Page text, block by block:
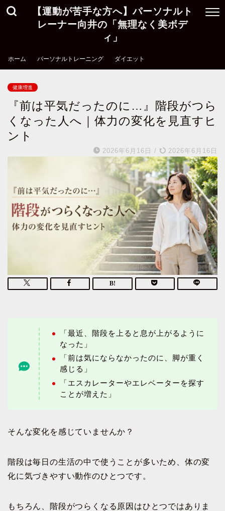
【運動が苦手な方へ】パーソナルト
レーナー向井の「無理なく美ボデ
ィ」
ホーム パーソナルトレーニング ダイエット
健康増進
『前は平気だったのに…』階段がつら
くなった人へ｜体力の変化を見直すヒ
ント
2026年6月16日 / 2026年6月16日
「最近、階段を上ると息が上がるように
なった」
「前は気にならなかったのに、脚が重く
感じる」
「エスカレーターやエレベーターを探す
ことが増えた」
そんな変化を感じていませんか？
階段は毎日の生活の中で使うことが多いため、体の変
化に気づきやすい動作のひとつです。
もちろん、階段がつらくなる原因はひとつではありま